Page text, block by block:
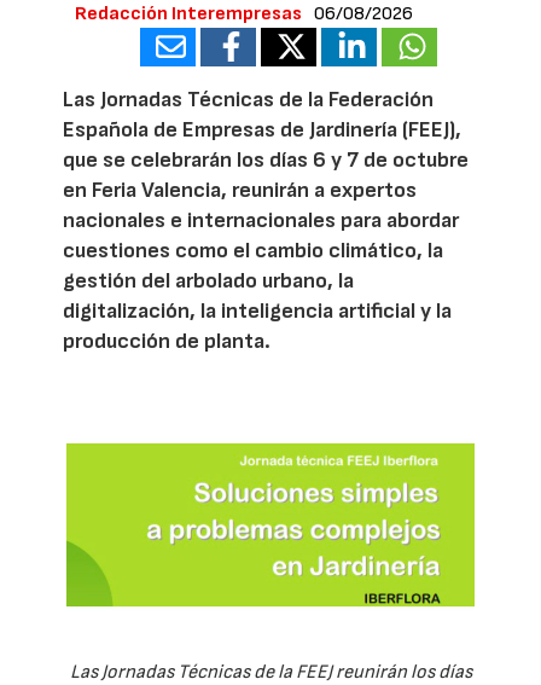
Redacción Interempresas 06/08/2026
Las Jornadas Técnicas de la Federación
Española de Empresas de Jardinería (FEEJ),
que se celebrarán los días 6 y 7 de octubre
en Feria Valencia, reunirán a expertos
nacionales e internacionales para abordar
cuestiones como el cambio climático, la
gestión del arbolado urbano, la
digitalización, la inteligencia artificial y la
producción de planta.
Las Jornadas Técnicas de la FEEJ reunirán los días